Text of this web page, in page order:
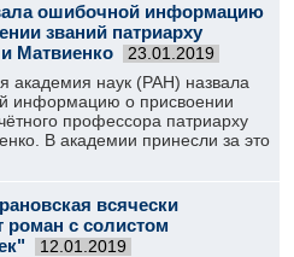
ошибочной информацию
званий патриарху
Матвиенко
23.01.2019
академия наук (РАН) назвала
информацию о присвоении
профессора патриарху
В академии принесли за это
всячески
роман с солистом
12.01.2019